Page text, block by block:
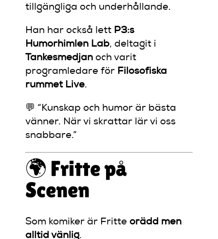
tillgängliga och underhållande.
Han har också lett P3:s
Humorhimlen Lab, deltagit i
Tankesmedjan och varit
programledare för Filosofiska
rummet Live.
💬 “Kunskap och humor är bästa
vänner. När vi skrattar lär vi oss
snabbare.”
🌍 Fritte på
Scenen
Som komiker är Fritteorädd men
alltid vänlig.